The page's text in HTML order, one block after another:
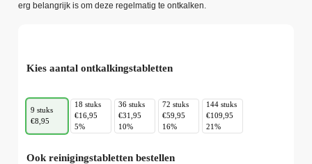
erg belangrijk is om deze regelmatig te ontkalken.
Kies aantal ontkalkingstabletten
9 stuks
€8,95
18 stuks
€16,95
5%
36 stuks
€31,95
10%
72 stuks
€59,95
16%
144 stuks
€109,95
21%
Ook reinigingstabletten bestellen